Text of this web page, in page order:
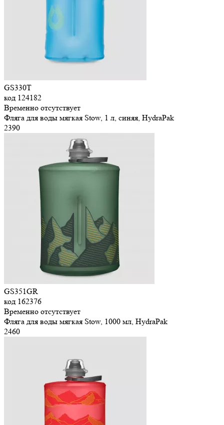
GS330T
код 124182
Временно отсутствует
Фляга для воды мягкая Stow, 1 л, синяя, HydraPak
2390
GS351GR
код 162376
Временно отсутствует
Фляга для воды мягкая Stow, 1000 мл, HydraPak
2460